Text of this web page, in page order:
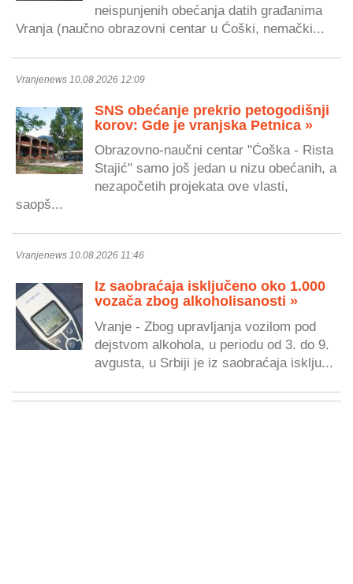
neispunjenih obećanja datih građanima
Vranja (naučno obrazovni centar u Ćoški, nemački...
Vranjenews 10.08.2026 12:09
SNS obećanje prekrio petogodišnji
korov: Gde je vranjska Petnica »
Obrazovno-naučni centar "Ćoška - Rista
Stajić" samo još jedan u nizu obećanih, a
nezapočetih projekata ove vlasti,
saopš...
Vranjenews 10.08.2026 11:46
Iz saobraćaja isključeno oko 1.000
vozača zbog alkoholisanosti »
Vranje - Zbog upravljanja vozilom pod
dejstvom alkohola, u periodu od 3. do 9.
avgusta, u Srbiji je iz saobraćaja isklju...